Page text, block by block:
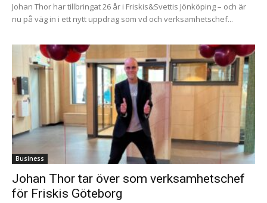
Johan Thor har tillbringat 26 år i Friskis&Svettis Jönköping – och är
nu på väg in i ett nytt uppdrag som vd och verksamhetschef...
Business
Johan Thor tar över som verksamhetschef
för Friskis Göteborg